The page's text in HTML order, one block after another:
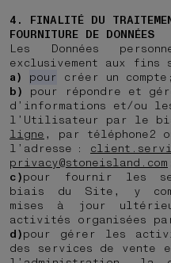
4. FINALITÉ DU
FOURNITURE DE DONNÉES
Les Données
exclusivement aux fins
a)
pour créer un
b)
pour répondre et
d’informations et/ou
l’Utilisateur par le
ligne , par téléphone2
l’adresse :
privacy@stoneisland.com
c)pour fournir les
biais du Site, y
mises à jour
activités organisées
d)pour gérer les
des services de vente